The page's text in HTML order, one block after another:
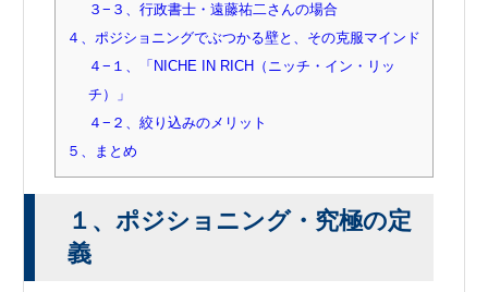
３−３、行政書士・遠藤祐二さんの場合
４、ポジショニングでぶつかる壁と、その克服マインド
４−１、「NICHE IN RICH（ニッチ・イン・リッ
チ）」
４−２、絞り込みのメリット
５、まとめ
１、ポジショニング・究極の定
義